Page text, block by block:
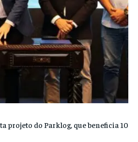
projeto do Parklog, que beneficia 10